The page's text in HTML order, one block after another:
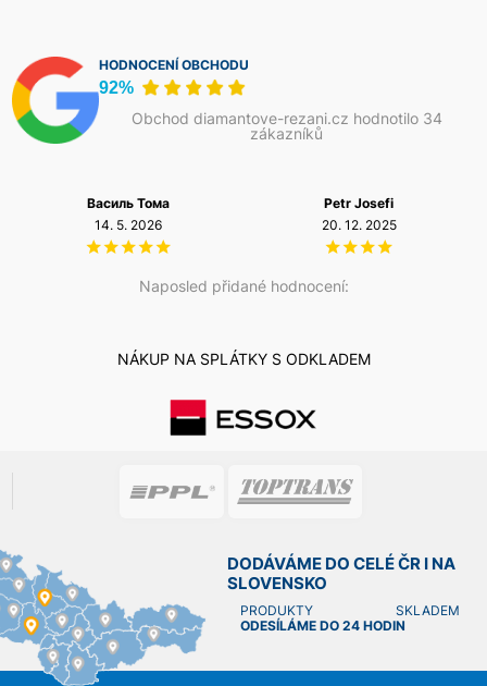
HODNOCENÍ OBCHODU
92%
Obchod diamantove-rezani.cz hodnotilo 34
zákazníků
Naposled přidané hodnocení:
Василь Тома
14. 5. 2026
Petr Josefi
20. 12. 2025
NÁKUP NA SPLÁTKY S ODKLADEM
DODÁVÁME DO CELÉ ČR I NA
SLOVENSKO
PRODUKTY SKLADEM
ODESÍLÁME DO 24 HODIN